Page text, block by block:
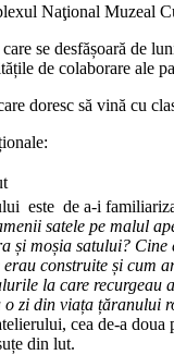
Naţional Muzeal
se desfășoară de
de colaborare ale
doresc să vină cu
este de a-i
satele pe malul
și moșia satului?
construite și cum
la care recurgeau
o zi din viața țăranului
cea de-a
din lut.